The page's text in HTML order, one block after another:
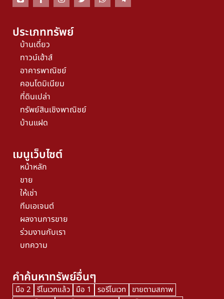
ประเภททรัพย์
บ้านเดี่ยว
ทาวน์เฮ้าส์
อาคารพาณิชย์
คอนโดมิเนียม
ที่ดินเปล่า
ทรัพย์สินเชิงพาณิชย์
บ้านแฝด
เมนูเว็บไซต์
หน้าหลัก
ขาย
ให้เช่า
ทีมเอเจนต์
ผลงานการขาย
ร่วมงานกับเรา
บทความ
คำค้นหาทรัพย์อื่นๆ
มือ 2 รีโนเวทแล้ว มือ 1 รอรีโนเวท
ขายตามสภาพ